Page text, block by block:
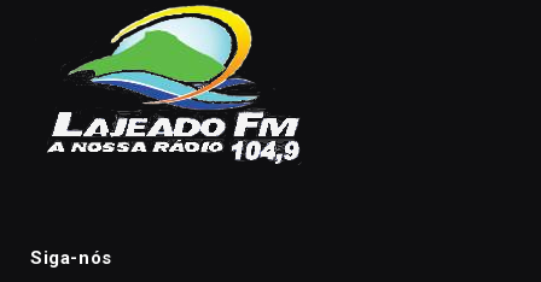
Siga-nós